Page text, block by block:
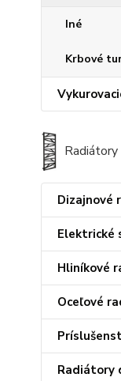
Iné
Krbové
Dizajnové
Elektrické
Hliníkové
Oceľové
Radiátory